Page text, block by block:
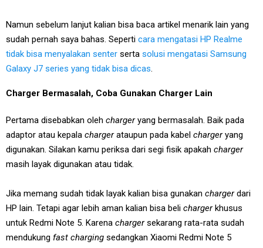
Namun sebelum lanjut kalian bisa baca artikel menarik lain yang
sudah pernah saya bahas. Seperti cara mengatasi HP Realme
tidak bisa menyalakan senter serta solusi mengatasi Samsung
Galaxy J7 series yang tidak bisa dicas.
Charger Bermasalah, Coba Gunakan Charger Lain
Pertama disebabkan oleh chargeryang bermasalah. Baik pada
adaptor atau kepala chargerataupun pada kabel chargeryang
digunakan. Silakan kamu periksa dari segi fisik apakah charger
masih layak digunakan atau tidak.
Jika memang sudah tidak layak kalian bisa gunakan chargerdari
HP lain. Tetapi agar lebih aman kalian bisa beli chargerkhusus
untuk Redmi Note 5. Karena chargersekarang rata-rata sudah
mendukung fast charging sedangkan Xiaomi Redmi Note 5